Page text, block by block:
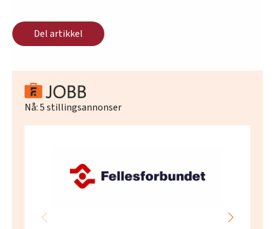
Del artikkel
Nå:5stillingsannonser